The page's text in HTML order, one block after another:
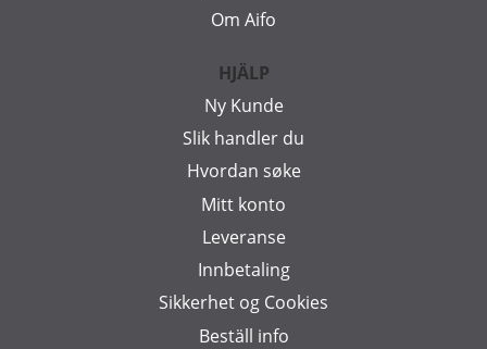
Om Aifo
HJÄLP
Ny Kunde
Slik handler du
Hvordan søke
Mitt konto
Leveranse
Innbetaling
Sikkerhet og Cookies
Beställ info